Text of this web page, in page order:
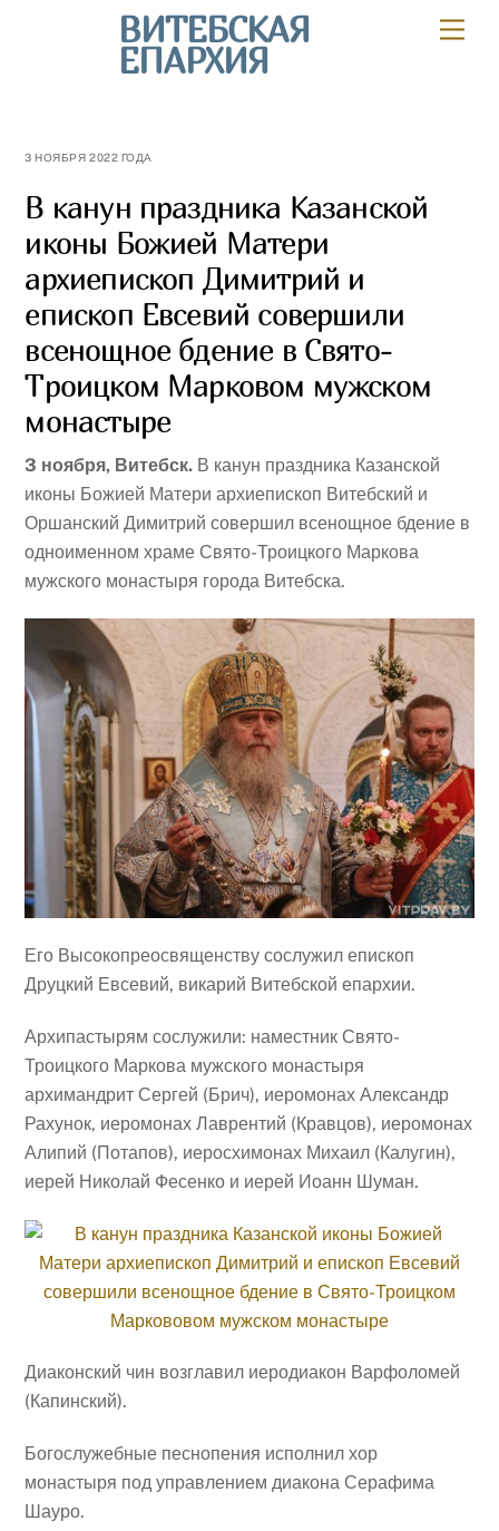
ВИТЕБСКАЯ
ЕПАРХИЯ
3 НОЯБРЯ 2022 ГОДА
В канун праздника Казанской
иконы Божией Матери
архиепископ Димитрий и
епископ Евсевий совершили
всенощное бдение в Свято-
Троицком Марковом мужском
монастыре
3 ноября, Витебск. В канун праздника Казанской
иконы Божией Матери архиепископ Витебский и
Оршанский Димитрий совершил всенощное бдение в
одноименном храме Свято-Троицкого Маркова
мужского монастыря города Витебска.
Его Высокопреосвященству сослужил епископ
Друцкий Евсевий, викарий Витебской епархии.
Архипастырям сослужили: наместник Свято-
Троицкого Маркова мужского монастыря
архимандрит Сергей (Брич), иеромонах Александр
Рахунок, иеромонах Лаврентий (Кравцов), иеромонах
Алипий (Потапов), иеросхимонах Михаил (Калугин),
иерей Николай Фесенко и иерей Иоанн Шуман.
Диаконский чин возглавил иеродиакон Варфоломей
(Капинский).
Богослужебные песнопения исполнил хор
монастыря под управлением диакона Серафима
Шауро.